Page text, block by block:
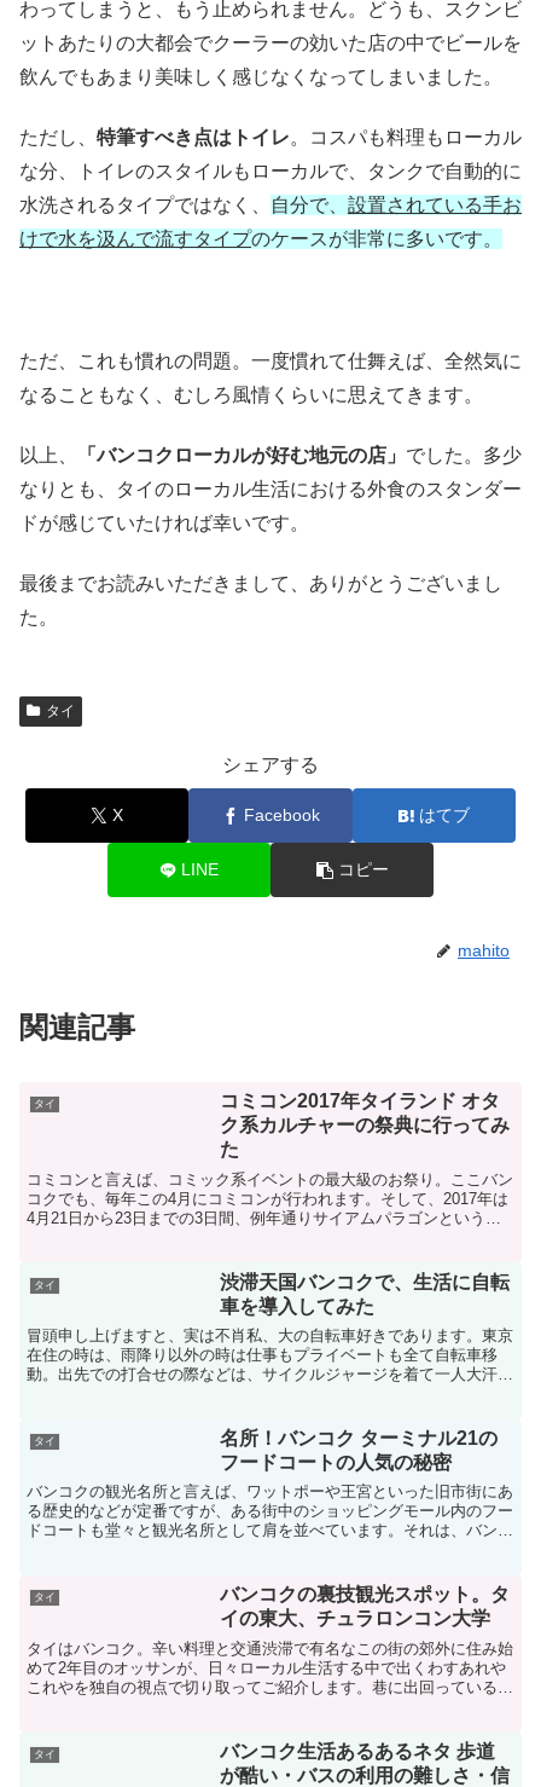
わってしまうと、もう止められません。どうも、スクンビ
ットあたりの大都会でクーラーの効いた店の中でビールを
飲んでもあまり美味しく感じなくなってしまいました。
ただし、 特筆すべき点はトイレ。コスパも料理もローカル
な分、トイレのスタイルもローカルで、タンクで自動的に
水洗されるタイプではなく、
自分で、 設置されている手お
けで水を汲んで流すタイプのケースが非常に多いです。
ただ、これも慣れの問題。一度慣れて仕舞えば、全然気に
なることもなく、むしろ風情くらいに思えてきます。
以上、 「バンコクローカルが好む地元の店」 でした。多少
なりとも、タイのローカル生活における外食のスタンダー
ドが感じていたければ幸いです。
最後までお読みいただきまして、ありがとうございまし
た。
タイ
シェアする
X Facebook はてブ
LINE コピー
mahito
関連記事
タイ
コミコン2017年タイランド オタ
ク系カルチャーの祭典に行ってみ
た
コミコンと言えば、コミック系イベントの最大級のお祭り。ここバン
コクでも、毎年この4月にコミコンが行われます。そして、2017年は
4月21日から23日までの3日間、例年通りサイアムパラゴンという超
タイ
渋滞天国バンコクで、生活に自転
車を導入してみた
冒頭申し上げますと、実は不肖私、大の自転車好きであります。東京
在住の時は、雨降り以外の時は仕事もプライベートも全て自転車移
動。出先での打合せの際などは、サイクルジャージを着て一人大汗を
タイ
名所！バンコク ターミナル21の
フードコートの人気の秘密
バンコクの観光名所と言えば、ワットポーや王宮といった旧市街にあ
る歴史的などが定番ですが、ある街中のショッピングモール内のフー
ドコートも堂々と観光名所として肩を並べています。それは、バンコ
タイ
バンコクの裏技観光スポット。タ
イの東大、チュラロンコン大学
タイはバンコク。辛い料理と交通渋滞で有名なこの街の郊外に住み始
めて2年目のオッサンが、日々ローカル生活する中で出くわすあれや
これやを独自の視点で切り取ってご紹介します。巷に出回っている旅
タイ
バンコク生活あるあるネタ 歩道
が酷い・バスの利用の難しさ・信